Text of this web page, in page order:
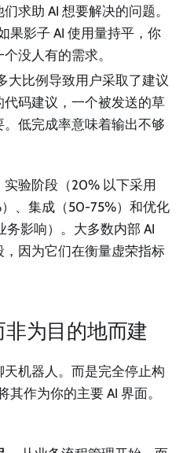
求助 AI 想要解决的问题。
果影子 AI 使用量持平，你
没人有的需求。
大比例导致用户采取了建议
码建议，一个被发送的草
低完成率意味着输出不够
验阶段（20% 以下采用
、集成（50-75%）和优化
务影响）。大多数内部 AI
因为它们在衡量虚荣指标
为目的地而建
机器人。而是完全停止构
作为你的主要 AI 界面。